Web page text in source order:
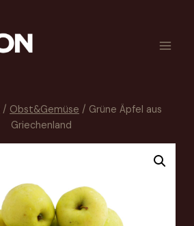
/ Obst&Gemüse / Grüne Äpfel aus
Griechenland